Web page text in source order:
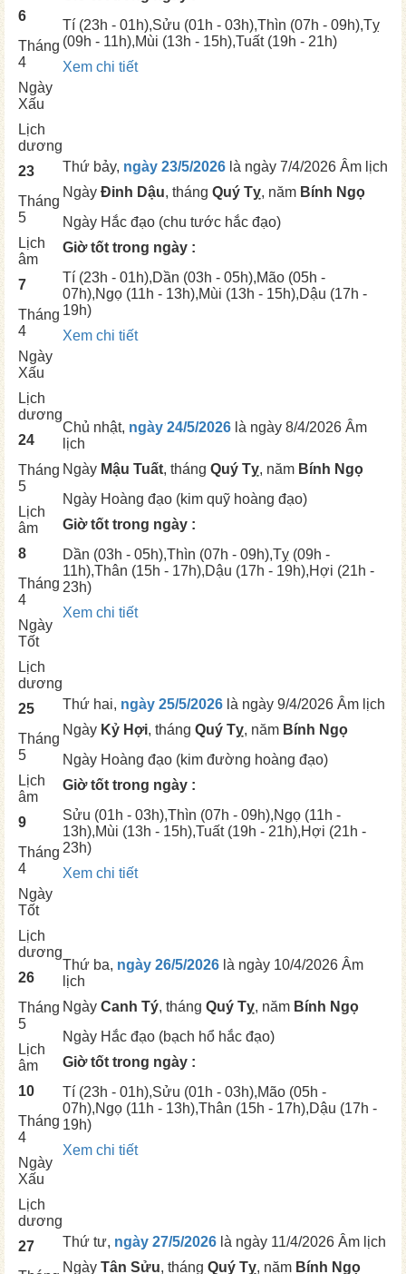
6
Tháng
4
Ngày
Xấu
Tí (23h - 01h),Sửu (01h - 03h),Thìn (07h - 09h),Tỵ
(09h - 11h),Mùi (13h - 15h),Tuất(19h - 21h)
Xem chi tiết
Lịch
dương
23
Tháng
5
Lịch
âm
7
Tháng
4
Ngày
Xấu
Thứ bảy, ngày 23/5/2026 là ngày 7/4/2026 Âm lịch
Ngày Đinh Dậu, tháng Quý Tỵ, năm Bính Ngọ
Ngày Hắc đạo (chu tước hắc đạo)
Giờ tốt trong ngày :
Tí (23h - 01h),Dần (03h - 05h),Mão (05h -
07h),Ngọ (11h - 13h),Mùi (13h - 15h),Dậu (17h -
19h)
Xem chi tiết
Lịch
dương
24
Tháng
5
Lịch
âm
8
Tháng
4
Ngày
Tốt
Chủ nhật, ngày 24/5/2026 là ngày 8/4/2026 Âm
lịch
Ngày Mậu Tuất, tháng Quý Tỵ, năm Bính Ngọ
Ngày Hoàng đạo (kim quỹ hoàng đạo)
Giờ tốt trong ngày :
Dần (03h - 05h),Thìn (07h - 09h),Tỵ (09h -
11h),Thân (15h - 17h),Dậu (17h - 19h),Hợi (21h -
23h)
Xem chi tiết
Lịch
dương
25
Tháng
5
Lịch
âm
9
Tháng
4
Ngày
Tốt
Thứ hai, ngày 25/5/2026 là ngày 9/4/2026 Âm lịch
Ngày Kỷ Hợi, tháng Quý Tỵ, năm Bính Ngọ
Ngày Hoàng đạo (kim đường hoàng đạo)
Giờ tốt trong ngày :
Sửu (01h - 03h),Thìn (07h - 09h),Ngọ (11h -
13h),Mùi (13h - 15h),Tuất(19h - 21h),Hợi (21h -
23h)
Xem chi tiết
Lịch
dương
26
Tháng
5
Lịch
âm
10
Tháng
4
Ngày
Xấu
Thứ ba, ngày 26/5/2026 là ngày 10/4/2026 Âm
lịch
Ngày Canh Tý, tháng Quý Tỵ, năm Bính Ngọ
Ngày Hắc đạo (bạch hổ hắc đạo)
Giờ tốt trong ngày :
Tí (23h - 01h),Sửu (01h - 03h),Mão (05h -
07h),Ngọ (11h - 13h),Thân (15h - 17h),Dậu (17h -
19h)
Xem chi tiết
Lịch
dương
27
Thứ tư, ngày 27/5/2026 là ngày 11/4/2026 Âm lịch
Ngày Tân Sửu, tháng Quý Tỵ, năm Bính Ngọ